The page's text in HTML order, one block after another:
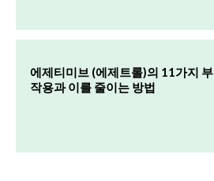
에제티미브 (에제트롤)의 11가지 부
작용과 이를 줄이는 방법